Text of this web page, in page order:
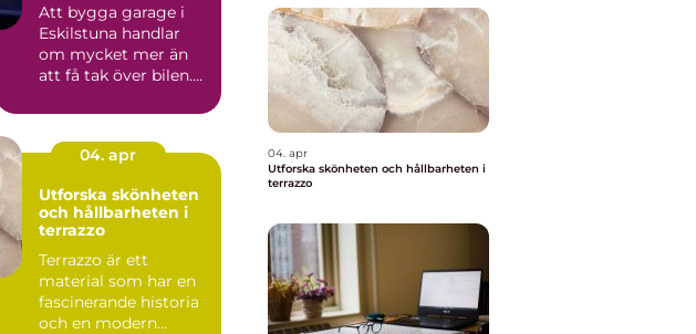
Att bygga garage i
Eskilstuna handlar
om mycket mer än
att få tak över bilen.
garage ...
04. apr
Utforska skönheten
och hållbarheten i
terrazzo
Terrazzo är ett
material som har en
fascinerande historia
och en modern
04. apr
Utforska skönheten och hållbarheten i
terrazzo